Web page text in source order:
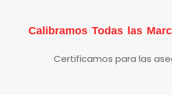
Calibramos Todas las
Certificamos para las